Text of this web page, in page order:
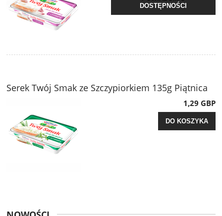
DOSTĘPNOŚCI
Serek Twój Smak ze Szczypiorkiem 135g Piątnica
1,29 GBP
DO KOSZYKA